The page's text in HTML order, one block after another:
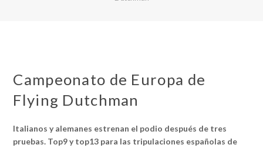
Campeonato de Europa de
Flying Dutchman
Italianos y alemanes estrenan el podio después de tres
pruebas. Top9 y top13 para las tripulaciones españolas de